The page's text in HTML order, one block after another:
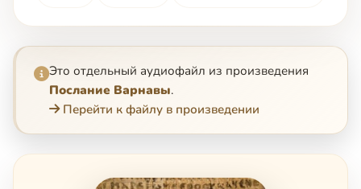
Это отдельный аудиофайл из произведения
Послание Варнавы.
Перейти к файлу в произведении